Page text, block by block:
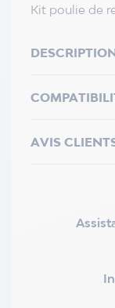
Kit poulie de
AVIS